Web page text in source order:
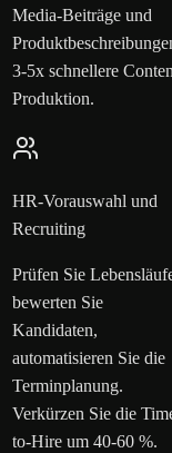
Media-Beiträge und
3-5x schnellere
Produktion.
HR-Vorauswahl und
Recruiting
Prüfen Sie
bewerten Sie
Kandidaten,
automatisieren Sie die
Terminplanung.
Verkürzen Sie die
to-Hire um 40-60 %.